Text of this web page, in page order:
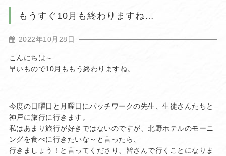
もうすぐ10月も終わりますね…
2022年10月28日
こんにちは～
早いもので10月ももう終わりますね。
今度の日曜日と月曜日にパッチワークの先生、生徒さんたちと
神戸に旅行に行きます。
私はあまり旅行が好きではないのですが、北野ホテルのモーニ
ングを食べに行きたいな～と言ったら、
行きましょう！と言ってくださり、皆さんで行くことになりま